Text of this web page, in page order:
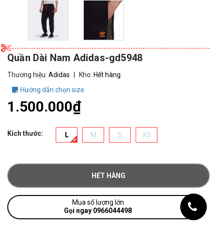
Quần Dài Nam Adidas-gd5948
Thương hiệu: Adidas Kho: Hết hàng
Hướng dẫn chọn size
1.500.000₫
Kích thước: L M S XS
HẾT HÀNG
Mua số lượng lớn
Gọi ngay 0966044498